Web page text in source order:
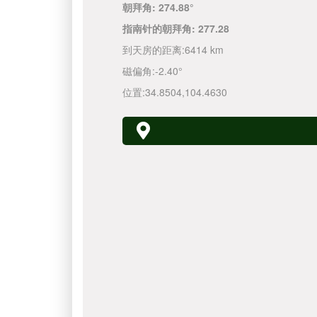
朝拜角: 274.88°
指南针的朝拜角: 277.28
到天房的距离:6414 km
磁偏角:-2.40°
位置:34.8504,104.4630